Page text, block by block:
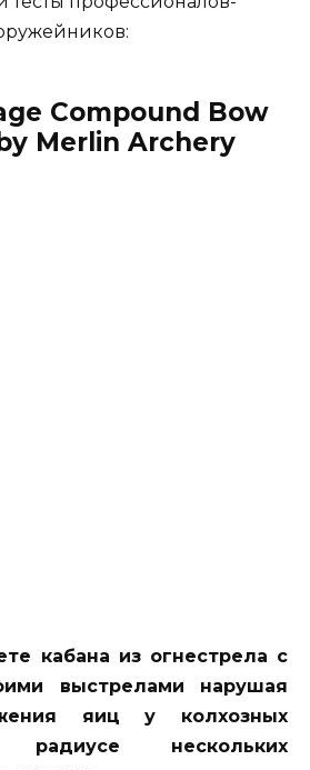
Compound Bow
Merlin Archery
кабана из огнестрела с
выстрелами нарушая
яиц у колхозных
нескольких